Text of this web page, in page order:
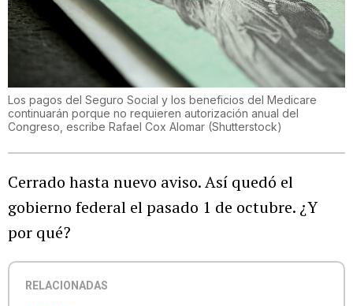
Los pagos del Seguro Social y los beneficios del Medicare
continuarán porque no requieren autorización anual del
Congreso, escribe Rafael Cox Alomar (Shutterstock)
Cerrado hasta nuevo aviso. Así quedó el
gobierno federal el pasado 1 de octubre. ¿Y
por qué?
RELACIONADAS